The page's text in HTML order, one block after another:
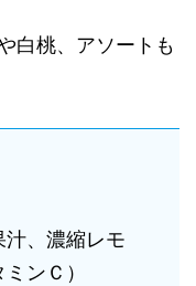
白桃、アソートも
汁、濃縮レモ
ンＣ）